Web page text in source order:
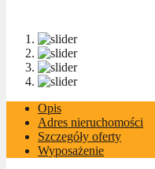
Opis
Adres nieruchomości
Szczegóły oferty
Wyposażenie